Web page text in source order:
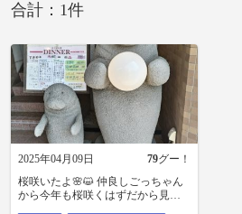
合計：1件
2025年04月09日 79グー！
桜咲いたよ🌸😺 仲良しごっちゃん
から今年も桜咲くはずだから見に